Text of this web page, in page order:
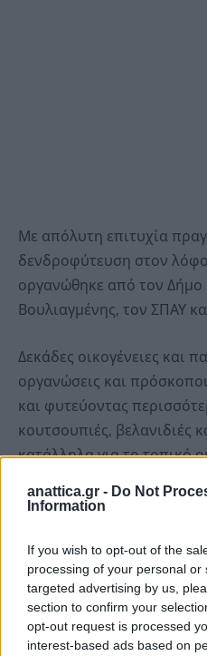
anattica.gr - Do Not
Information
If you wish to opt-out of the
processing of your personal
targeted advertising by us,
section to confirm your
opt-out request is processed
interest-based ads based on
Με απόλυτη επιτυχία
δενδροφύτευση στον
οργανώθηκε από τον Δήμο
Βουλιαγμένης, τον ΣΠΑΥ
Δεκάδες οικογένειες και
οργανώσεις και
και φυτεύοντας
κουτσουπιές, βελανιδιές
κατάλληλα για το τοπικό
Η δράση αυτή εντάσσεται
θέσει σε εφαρμογή ως
πρώτη ημέρα της θητείας
ξεκάθαρη προτεραιότητα
ανάδειξη και την
κεφαλαίου της πόλης μας.